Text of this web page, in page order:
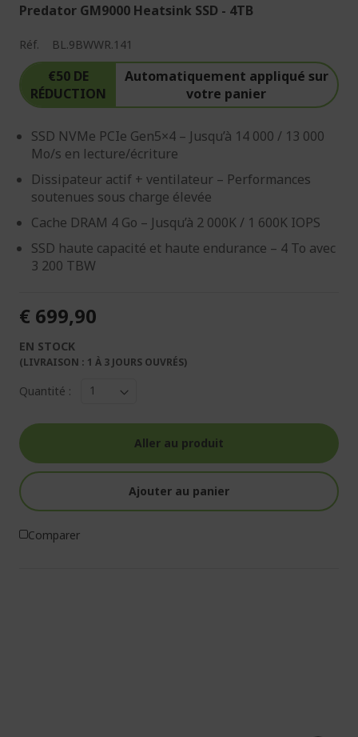
Predator GM9000 Heatsink SSD - 4TB
Réf. BL.9BWWR.141
€50 DE
RÉDUCTION
Automatiquement appliqué sur
votre panier
SSD NVMe PCIe Gen5×4 – Jusqu’à 14 000 / 13 000
Mo/s en lecture/écriture
Dissipateur actif + ventilateur – Performances
soutenues sous charge élevée
Cache DRAM 4 Go – Jusqu’à 2 000K / 1 600K IOPS
SSD haute capacité et haute endurance – 4 To avec
3 200 TBW
€ 699,90
EN STOCK
(LIVRAISON : 1 À 3 JOURS OUVRÉS)
Quantité :
Aller au produit
Ajouter au panier
Comparer